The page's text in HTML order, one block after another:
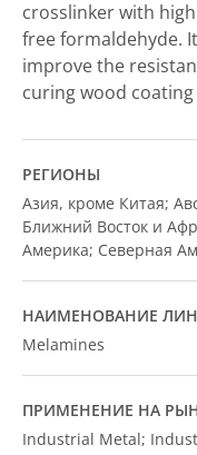
crosslinker with
free formaldehyde.
improve the
curing wood
РЕГИОНЫ
Азия, кроме Китая;
Ближний Восток и
Америка; Северная
НАИМЕНОВАНИЕ
Melamines
ПРИМЕНЕНИЕ НА
Industrial Metal;